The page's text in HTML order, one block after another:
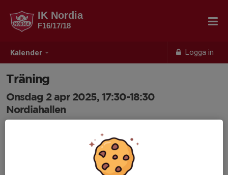
Kalender Logga in
IK Nordia
F16/17/18
Träning
Onsdag 2 apr 2025, 17:30-18:30
Nordiahallen